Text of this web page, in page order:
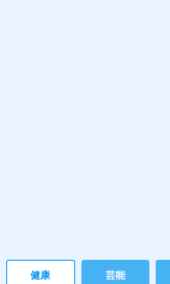
健康 芸能